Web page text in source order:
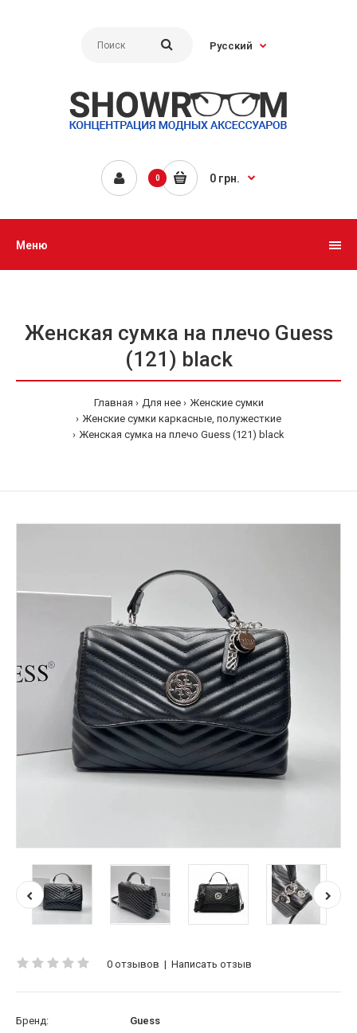
Русский
0 0 грн.
Меню
Женская сумка на плечо Guess
(121) black
Главная Для нее
Женские сумки
Женские сумки каркасные, полужесткие
Женская сумка на плечо Guess (121) black
0 отзывов | Написать отзыв
Бренд:
Guess